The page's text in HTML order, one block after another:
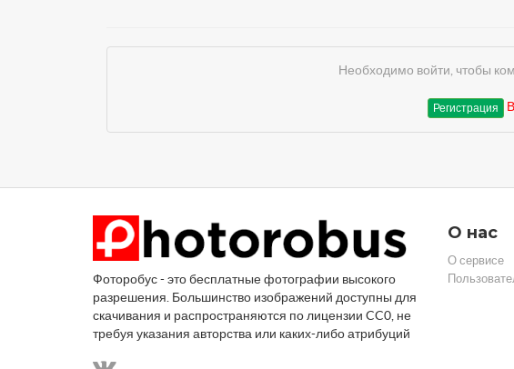
Необходимо войти, чтобы
Регистрация
Фоторобус - это бесплатные фотографии высокого
разрешения. Большинство изображений доступны для
скачивания и распространяются по лицензии CC0, не
требуя указания авторства или каких-либо атрибуций
О нас
О сервисе